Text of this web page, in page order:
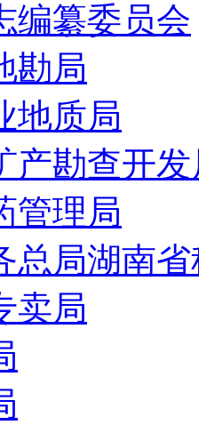
编纂委员会
勘局
地质局
产勘查开发
管理局
总局湖南
卖局